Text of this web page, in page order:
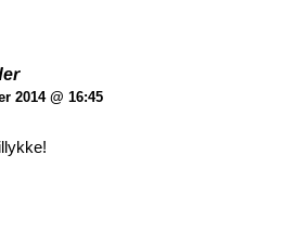
2014 @ 16:45